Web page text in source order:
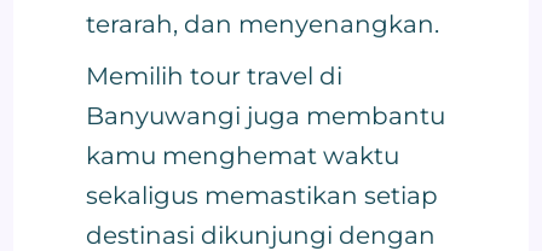
terarah, dan menyenangkan.
Memilih tour travel di
Banyuwangi juga membantu
kamu menghemat waktu
sekaligus memastikan setiap
destinasi dikunjungi dengan